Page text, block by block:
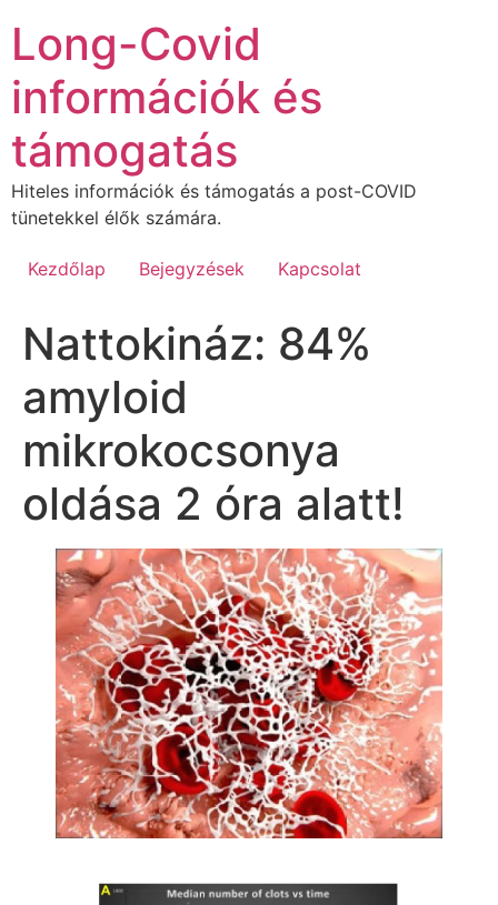
tartalomhoz
Long-Covid
információk és
támogatás
Hiteles információk és támogatás a post-COVID
tünetekkel élők számára.
Kezdőlap Bejegyzések Kapcsolat
Nattokináz: 84%
amyloid
mikrokocsonya
oldása 2 óra alatt!